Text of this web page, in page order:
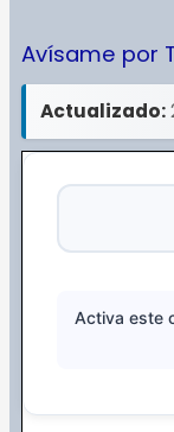
Avísame por
Actualizado:
Activa este